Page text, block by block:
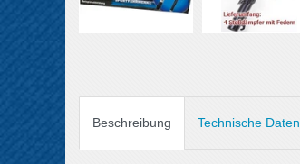
Beschreibung Technische Daten